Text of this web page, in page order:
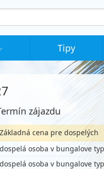
Tipy
zájazdu
Základná cena pre dospelých
dospelá osoba v bungalove typ
dospelá osoba v bungalove